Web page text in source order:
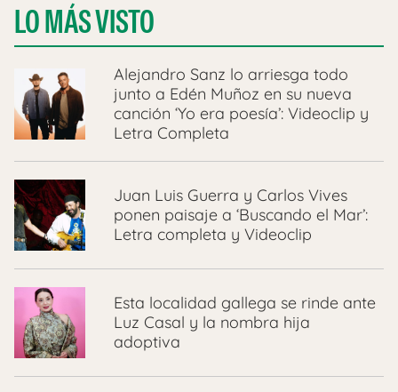
LO MÁS VISTO
Alejandro Sanz lo arriesga todo
junto a Edén Muñoz en su nueva
canción ‘Yo era poesía’: Videoclip y
Letra Completa
Juan Luis Guerra y Carlos Vives
ponen paisaje a ‘Buscando el Mar’:
Letra completa y Videoclip
Esta localidad gallega se rinde ante
Luz Casal y la nombra hija
adoptiva